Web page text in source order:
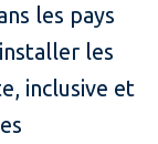
les pays
les
inclusive et